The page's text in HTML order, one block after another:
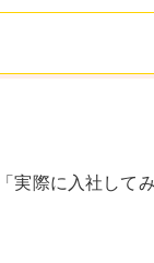
実際に入社して